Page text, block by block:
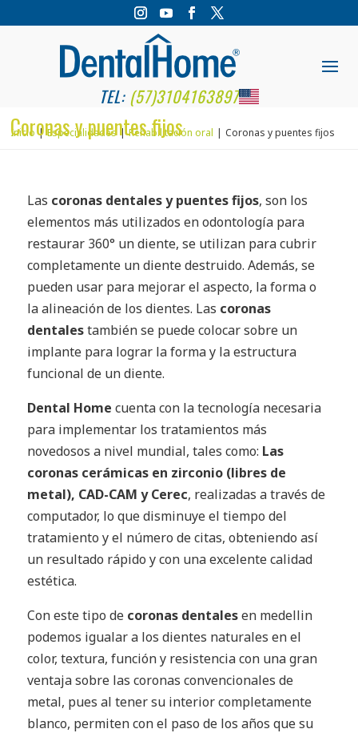
TEL: (57)3104163897
Coronas y puentes fijos
Inicio Especialidades Rehabilitación oral Coronas y puentes fijos
Las coronas dentales y puentes fijos, son los
elementos más utilizados en odontología para
restaurar 360° un diente, se utilizan para cubrir
completamente un diente destruido. Además, se
pueden usar para mejorar el aspecto, la forma o
la alineación de los dientes. Las coronas
dentalestambién se puede colocar sobre un
implante para lograr la forma y la estructura
funcional de un diente.
Dental Home cuenta con la tecnología necesaria
para implementar los tratamientos más
novedosos a nivel mundial, tales como: Las
coronas cerámicas en zirconio (libres de
metal), CAD-CAM y Cerec, realizadas a través de
computador, lo que disminuye el tiempo del
tratamiento y el número de citas, obteniendo así
un resultado rápido y con una excelente calidad
estética.
Con este tipo de coronas dentalesen medellin
podemos igualar a los dientes naturales en el
color, textura, función y resistencia con una gran
ventaja sobre las coronas convencionales de
metal, pues al tener su interior completamente
blanco, permiten con el paso de los años que su